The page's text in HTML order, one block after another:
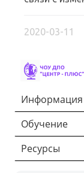
2020-03-11
Информация
О компании
Наши
Обучение
Ресурсы